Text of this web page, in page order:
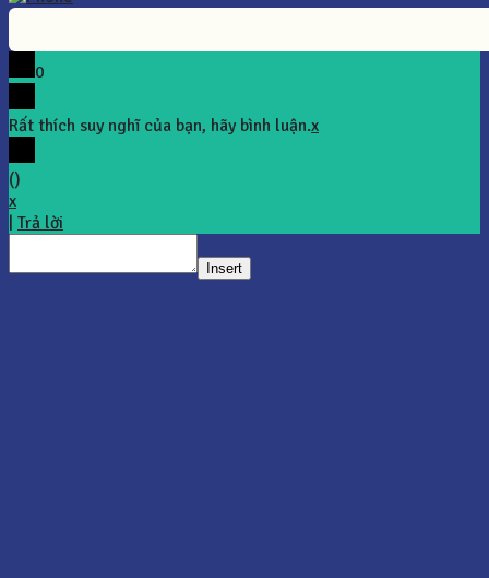
0
Rất thích suy nghĩ của bạn, hãy bình luận.x
()
x
Trả lời
Insert